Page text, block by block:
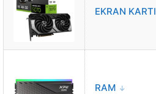
EKRAN KARTI
RAM